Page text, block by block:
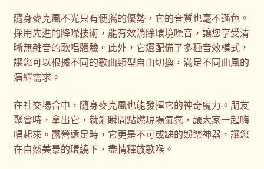
結帳
聯絡我們
股東會紀念品推薦
訂購須知
隨身麥克風不光只有便攜的優勢，它的音質也毫不遜色。
採用先進的降噪技術，能有效消除環境噪音，讓您享受清
晰無雜音的歌唱體驗。此外，它還配備了多種音效模式，
讓您可以根據不同的歌曲類型自由切換，滿足不同曲風的
演繹需求。
在社交場合中，隨身麥克風也能發揮它的神奇魔力。朋友
聚會時，拿出它，就能瞬間點燃現場氣氛，讓大家一起嗨
唱起來。露營遠足時，它更是不可或缺的娛樂神器，讓您
在自然美景的環繞下，盡情釋放歌喉。